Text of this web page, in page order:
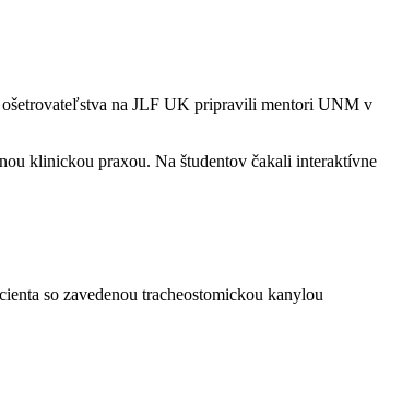
na JLF UK pripravili mentori UNM v
klinickou praxou. Na študentov čakali interaktívne
so zavedenou tracheostomickou kanylou